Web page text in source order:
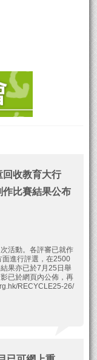
收教育大行
比賽結果公布
活動。各評審已就作
面進行評選，在2500
果亦已於7月25日舉
已於網頁內公佈，再
RECYCLE25-26/